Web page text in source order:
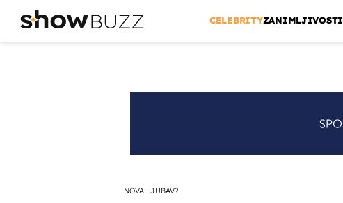
CELEBRITYZANIMLJIVOSTI
NOVA LJUBAV?